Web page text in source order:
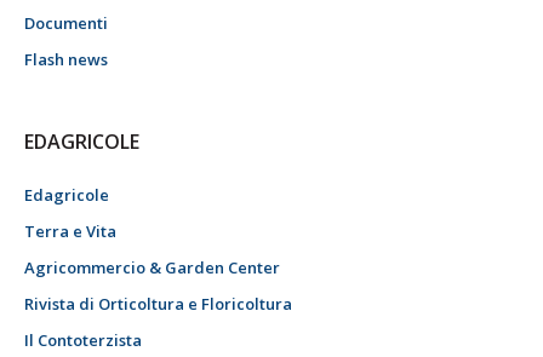
Documenti
Flash news
EDAGRICOLE
Edagricole
Terra e Vita
Agricommercio & Garden Center
Rivista di Orticoltura e Floricoltura
Il Contoterzista